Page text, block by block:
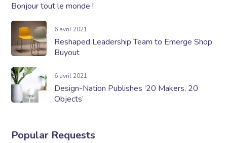
Bonjour tout le monde !
6 avril 2021
Reshaped Leadership Team to Emerge Shop
Buyout
6 avril 2021
Design-Nation Publishes ’20 Makers, 20
Objects’
Popular Requests